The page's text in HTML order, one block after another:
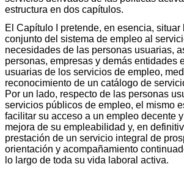
estructura en dos capítulos.
El Capítulo I pretende, en esencia, situar
conjunto del sistema de empleo al
necesidades de las personas usuarias,
personas, empresas y demás entidades
usuarias de los servicios de empleo,
reconocimiento de un catálogo de
Por un lado, respecto de las personas
servicios públicos de empleo, el mismo
facilitar su acceso a un empleo decente
mejora de su empleabilidad y, en
prestación de un servicio integral de
orientación y acompañamiento
lo largo de toda su vida laboral activa.